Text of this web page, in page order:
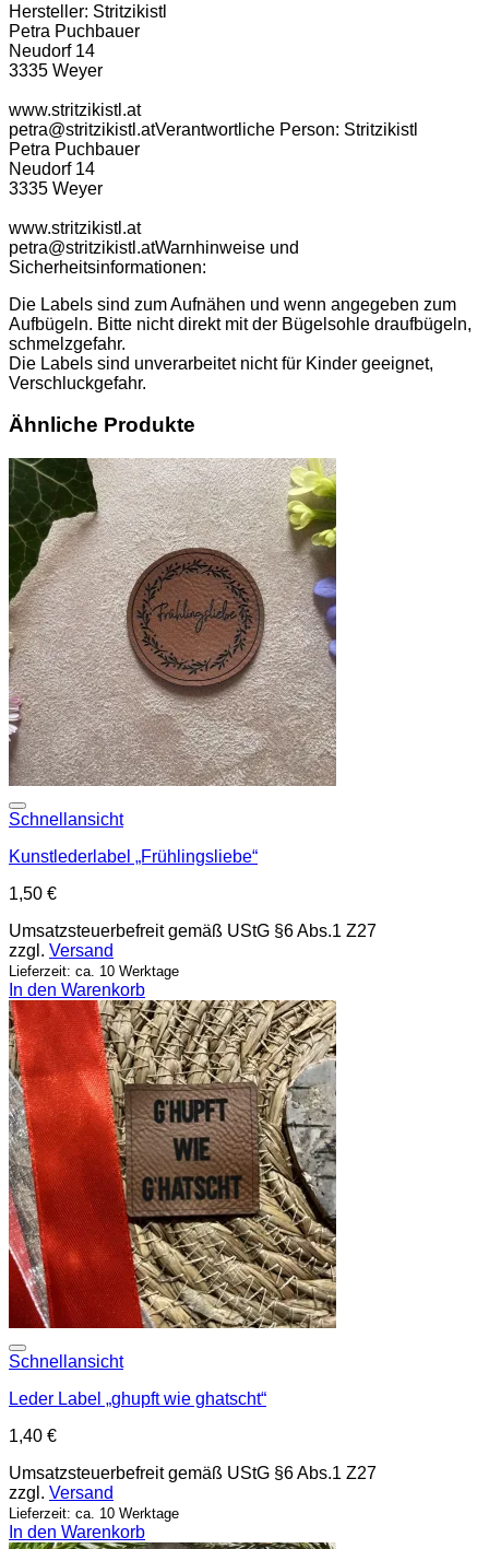
Hersteller: Stritzikistl
Petra Puchbauer
Neudorf 14
3335 Weyer
www.stritzikistl.at
petra@stritzikistl.atVerantwortliche Person: Stritzikistl
Petra Puchbauer
Neudorf 14
3335 Weyer
www.stritzikistl.at
petra@stritzikistl.atWarnhinweise und
Sicherheitsinformationen:
Die Labels sind zum Aufnähen und wenn angegeben zum
Aufbügeln. Bitte nicht direkt mit der Bügelsohle draufbügeln,
schmelzgefahr.
Die Labels sind unverarbeitet nicht für Kinder geeignet,
Verschluckgefahr.
Ähnliche Produkte
Schnellansicht
Kunstlederlabel „Frühlingsliebe“
1,50 €
Umsatzsteuerbefreit gemäß UStG §6 Abs.1 Z27
zzgl. Versand
Lieferzeit: ca. 10 Werktage
In den Warenkorb
Schnellansicht
Leder Label „ghupft wie ghatscht“
1,40 €
Umsatzsteuerbefreit gemäß UStG §6 Abs.1 Z27
zzgl. Versand
Lieferzeit: ca. 10 Werktage
In den Warenkorb